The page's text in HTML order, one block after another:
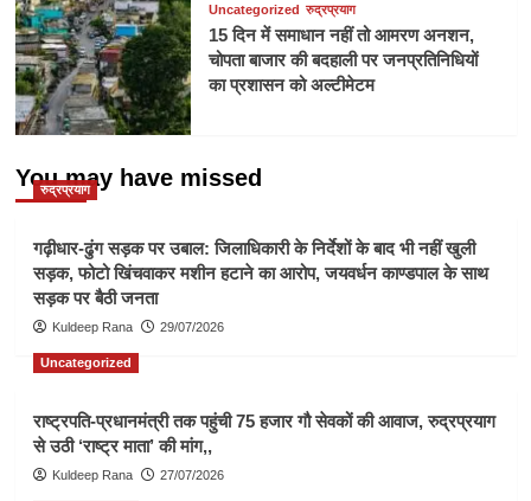
Uncategorized रुद्रप्रयाग
15 दिन में समाधान नहीं तो आमरण अनशन,
चोपता बाजार की बदहाली पर जनप्रतिनिधियों
का प्रशासन को अल्टीमेटम
You may have missed
रुद्रप्रयाग
गढ़ीधार-ढुंग सड़क पर उबाल: जिलाधिकारी के निर्देशों के बाद भी नहीं खुली
सड़क, फोटो खिंचवाकर मशीन हटाने का आरोप, जयवर्धन काण्डपाल के साथ
सड़क पर बैठी जनता
Kuldeep Rana 29/07/2026
Uncategorized
राष्ट्रपति-प्रधानमंत्री तक पहुंची 75 हजार गौ सेवकों की आवाज, रुद्रप्रयाग
से उठी ‘राष्ट्र माता’ की मांग,,
Kuldeep Rana 27/07/2026